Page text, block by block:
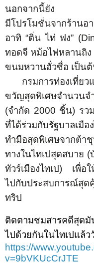
นอกจากนี้ยัง
มีโปรโมชั่นจากร้าน
อาทิ“ติ่น ไท่ ฟง”
ทอดจี หม้อไฟหลานถิง
ขนมหวานฮั่วซื่อ เป็น
กรมการท่องเที่ยว
ขวัญสุดพิเศษจำนวนจ
(จำกัด 2000 ชิ้น) รว
ที่ได้ร่วมกับรัฐบาลเมื
ทำมือสุดพิเศษจากต้า
ทางในไทเปสุดสบาย
ทัวร์เมืองไทเป) เพื่อ
ไปกับประสบการณ์สุด
ทริป
ติดตามชมสารคดีสุด
ไปด้วยกันในไทเปแล้
https://
v=9bVKUcCrJTE